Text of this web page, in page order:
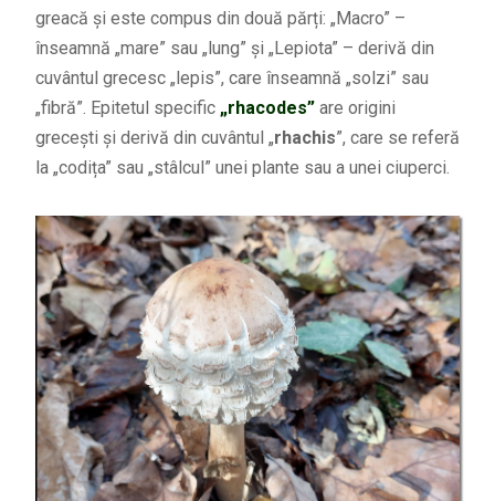
greacă și este compus din două părți: „Macro” –
înseamnă „mare” sau „lung” și „Lepiota” – derivă din
cuvântul grecesc „lepis”, care înseamnă „solzi” sau
„fibră”. Epitetul specific„rhacodes”are origini
grecești și derivă din cuvântul „rhachis”, care se referă
la „codița” sau „stâlcul” unei plante sau a unei ciuperci.